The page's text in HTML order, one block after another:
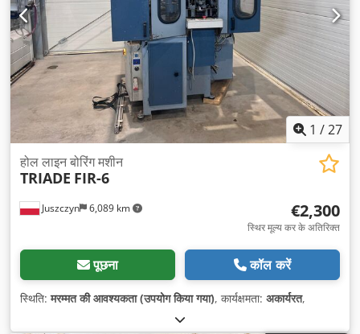
1 /27
Juszczyn 6,089 km
होल लाइन बोरिंग मशीन
TRIADE FIR-6
€2,300
स्थिर मूल्य कर के अतिरिक्त
पूछना कॉल करें
स्थिति:मरम्मत की आवश्यकता (उपयोग किया गया), कार्यक्षमता: अकार्यरत,